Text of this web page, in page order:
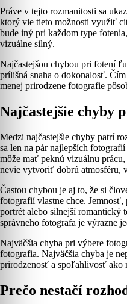
Práve v tejto rozmanitosti sa
ktorý vie tieto možnosti využiť
bude iný pri každom type
vizuálne silný.
Najčastejšou chybou pri fotení
prílišná snaha o dokonalosť.
menej prirodzene fotografie
Najčastejšie chyby
Medzi najčastejšie chyby patrí
sa len na pár najlepších
môže mať peknú vizuálnu
nevie vytvoriť dobrú atmosféru,
Častou chybou je aj to, že si
fotografií vlastne chce.
portrét alebo silnejší romantický
správneho fotografa je výrazne
Najväčšia chyba pri výbere
fotografia. Najväčšia chyba je
prirodzenosť a spoľahlivosť ako
Prečo nestačí